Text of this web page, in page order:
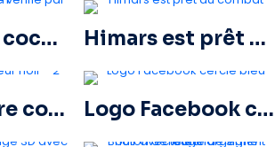
Symbole de coche vérifié par Instagram Himars est prêt au combat
Icône linéaire coeur noir – 2 Logo Facebook cerclé bleu